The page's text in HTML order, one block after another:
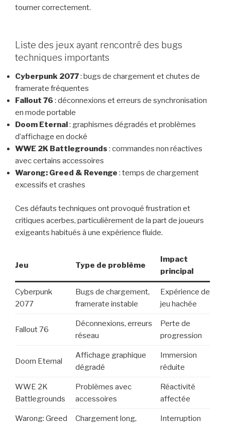
tourner correctement.
Liste des jeux ayant rencontré des bugs
techniques importants
Cyberpunk 2077: bugs de chargement et chutes de
framerate fréquentes
Fallout 76 : déconnexions et erreurs de synchronisation
en mode portable
Doom Eternal: graphismes dégradés et problèmes
d’affichage en docké
WWE 2K Battlegrounds : commandes non réactives
avec certains accessoires
Warong: Greed & Revenge : temps de chargement
excessifs et crashes
Ces défauts techniques ont provoqué frustration et
critiques acerbes, particulièrement de la part de joueurs
exigeants habitués à une expérience fluide.
Jeu Type de problème
Impact
principal
Cyberpunk
2077
Bugs de chargement,
framerate instable
Expérience de
jeu hachée
Fallout 76
Déconnexions, erreurs
réseau
Perte de
progression
Doom Eternal
Affichage graphique
dégradé
Immersion
réduite
WWE 2K
Battlegrounds
Problèmes avec
accessoires
Réactivité
affectée
Warong: Greed
Chargement long,
Interruption